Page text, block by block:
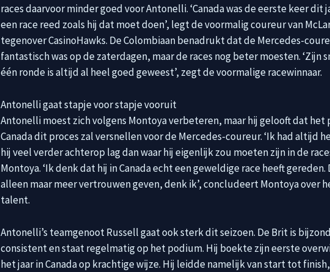
races daarvoor minder goed voor Antonelli. ‘Canada was de eerste keer dit
een race reed zoals hij dat moet doen’, legt de voormalig coureur van
tegenover CasinoHawks. De Colombiaan benadrukt dat de Mercedes-
fantastisch was op de zaterdagen, maar de races nog beter moesten. ‘Zijn
één ronde is altijd al heel goed geweest’, zegt de voormalige racewinnaar.
Antonelli gaat stapje voor stapje vooruit
Antonelli moest zich volgens Montoya verbeteren, maar hij gelooft dat het
Canada dit proces zal versnellen voor de Mercedes-coureur. ‘Ik had altijd
hij veel verder achterop lag dan waar hij eigenlijk zou moeten zijn in de
Montoya. ‘Ik denk dat hij in Canada echt een geweldige race heeft gereden.
alleen maar meer vertrouwen geven, denk ik’, concludeert Montoya over
talent.
Antonelli’s teamgenoot Russell gaat ook sterk dit seizoen. De Brit is
consistent en staat regelmatig op het podium. Hij boekte zijn eerste
het jaar in Canada op krachtige wijze. Hij leidde namelijk van start tot